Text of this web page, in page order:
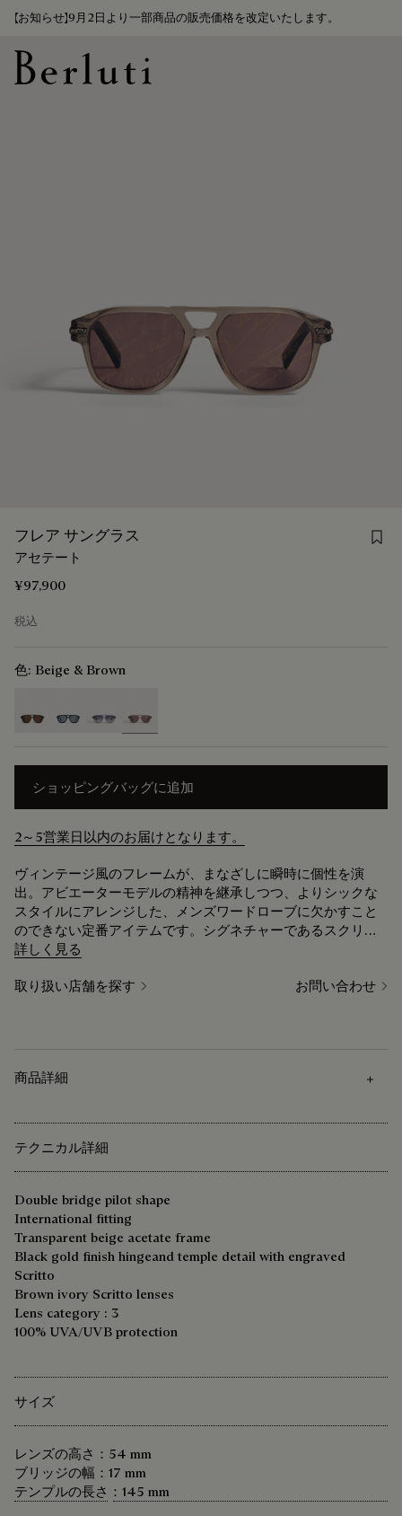
【お知らせ】9月2日より一部商品の販売価格を改定いたします。
フレア サングラス
アセテート
¥97,900
税込
色: Beige & Brown
ショッピングバッグに追加
2～5営業日以内のお届けとなります。
ヴィンテージ風のフレームが、まなざしに瞬時に個性を演
出。アビエーターモデルの精神を継承しつつ、よりシックな
スタイルにアレンジした、メンズワードローブに欠かすこと
のできない定番アイテムです。シグネチャーであるスクリッ
トモチーフとベルルッティのロゴがメタル製テンプルに刻ま
詳しく見る
取り扱い店舗を探す お問い合わせ
商品詳細
テクニカル詳細
Double bridge pilot shape
International fitting
Transparent beige acetate frame
Black gold finish hingeand temple detail with engraved
Scritto
Brown ivory Scritto lenses
Lens category : 3
100% UVA/UVB protection
サイズ
レンズの高さ：54 mm
ブリッジの幅：17 mm
テンプルの長さ：145 mm